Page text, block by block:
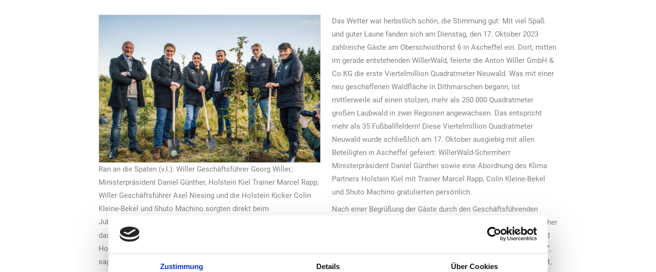
Zustimmung Details Über Cookies
Ran an die Spaten (v.l.): Willer Geschäftsführer Georg Willer,
Ministerpräsident Daniel Günther, Holstein Kiel Trainer Marcel Rapp,
Willer Geschäftsführer Axel Niesing und die Holstein Kicker Colin
Kleine-Bekel und Shuto Machino sorgten direkt beim
Jubiläumsevent für noch mehr WillerWald
Das Wetter war herbstlich schön, die Stimmung gut: Mit viel Spaß
und guter Laune fanden sich am Dienstag, den 17. Oktober 2023
zahlreiche Gäste am Oberschoothorst 6 in Ascheffel ein. Dort, mitten
im gerade entstehenden WillerWald, feierte die Anton Willer GmbH &
Co.KG die erste Viertelmillion Quadratmeter Neuwald. Was mit einer
neu geschaffenen Waldfläche in Dithmarschen begann, ist
mittlerweile auf einen stolzen, mehr als 250.000 Quadratmeter
großen Laubwald in zwei Regionen angewachsen. Das entspricht
mehr als 35 Fußballfeldern! Diese Viertelmillion Quadratmeter
Neuwald wurde schließlich am 17. Oktober ausgiebig mit allen
Beteiligten in Ascheffel gefeiert: WillerWald-Schirmherr
Ministerpräsident Daniel Günther sowie eine Abordnung des Klima
Partners Holstein Kiel mit Trainer Marcel Rapp, Colin Kleine-Bekel
und Shuto Machino gratulierten persönlich.
Nach einer Begrüßung der Gäste durch den Geschäftsführenden
Willer Gesellschafter Axel Niesing, richtete Ministerpräsident Günther
das Wort an die Gäste und lobte das außergewöhnliche Umweltprojekt des Familienunternehmens: „Die gemeinsame Aktion von Willer und
Holstein Kiel ist bundesweit einzigartig und vorbildlich. So sind schon 250.000 Quadratmeter neuer Wald in Schleswig-Holstein entstanden“,
sagte der Ministerpräsident. Neben dem Unternehmen dankte Günther auch den Verantwortlichen von Holstein Kiel: „Sie tragen das Projekt,